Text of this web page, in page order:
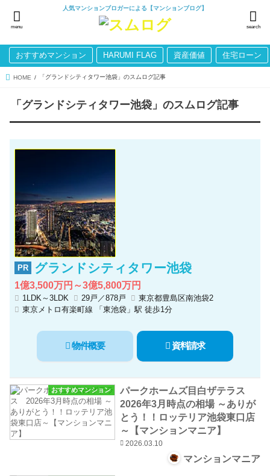
人気マンションブロガーによる【マンションブログ】
search
menu
おすすめマンション HARUMI FLAG 資産価値 住宅ローン
HOME 「グランドシティタワー池袋」のスムログ記事
「グランドシティタワー池袋」のスムログ記事
グランドシティタワー池袋
1億3,500万円～3億5,800万円
1LDK～3LDK 29戸／878戸
東京都豊島区南池袋2
東京メトロ有楽町線 「東池袋」駅 徒歩1分
物件概要 資料請求
おすすめマンション
パークホームズ目白ザテラス
2026年3月時点の相場 ～ありが
とう！！ロッテリア池袋東口店
～【マンションマニア】
2026.03.10
マンションマニア